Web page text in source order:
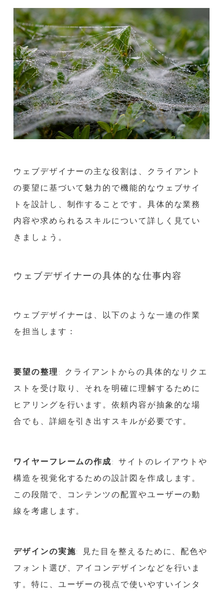
ウェブデザイナーの主な役割は、クライアント
の要望に基づいて魅力的で機能的なウェブサイ
トを設計し、制作することです。具体的な業務
内容や求められるスキルについて詳しく見てい
きましょう。
ウェブデザイナーの具体的な仕事内容
ウェブデザイナーは、以下のような一連の作業
を担当します：
要望の整理: クライアントからの具体的なリクエ
ストを受け取り、それを明確に理解するために
ヒアリングを行います。依頼内容が抽象的な場
合でも、詳細を引き出すスキルが必要です。
ワイヤーフレームの作成: サイトのレイアウトや
構造を視覚化するための設計図を作成します。
この段階で、コンテンツの配置やユーザーの動
線を考慮します。
デザインの実施: 見た目を整えるために、配色や
フォント選び、アイコンデザインなどを行いま
す。特に、ユーザーの視点で使いやすいインタ